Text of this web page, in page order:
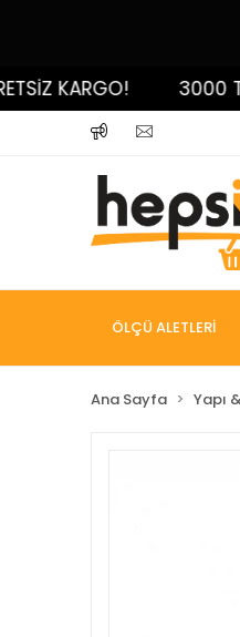
KARGO! 3000 TL
ÖLÇÜ ALETLERİ
Ana Sayfa Yapı